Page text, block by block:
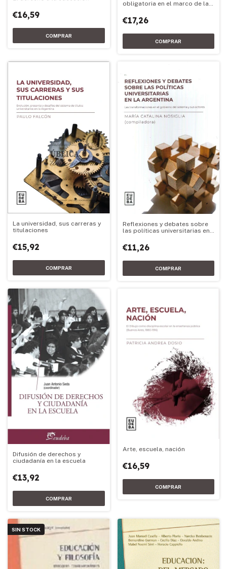
€16,59
obligatoria en el marco de las
nacionales
€17,26
La universidad, sus carreras y
titulaciones
€15,92
Reflexiones y debates sobre
las políticas universitarias en
€11,26
Difusión de derechos y
ciudadanía en la escuela
€13,92
Arte, escuela, nación
€16,59
SIN STOCK